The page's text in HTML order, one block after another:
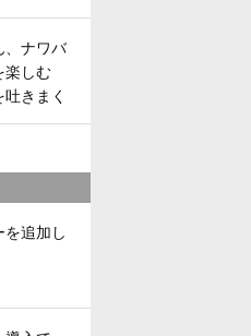
、ナワバ
楽しむ
きまく
を追加し